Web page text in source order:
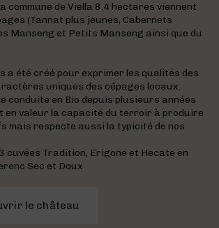
commune de Viella 8.4 hectares viennent
(Tannat plus jeunes, Cabernets
Manseng et Petits Manseng ainsi que du
a été créé pour exprimer les qualités des
uniques des cépages locaux.
conduite en Bio depuis plusieurs années
en valeur la capacité du terroir à produire
mais respecte aussi la typicité de nos
cuvées Tradition, Erigone et Hecate en
Sec et Doux
le château